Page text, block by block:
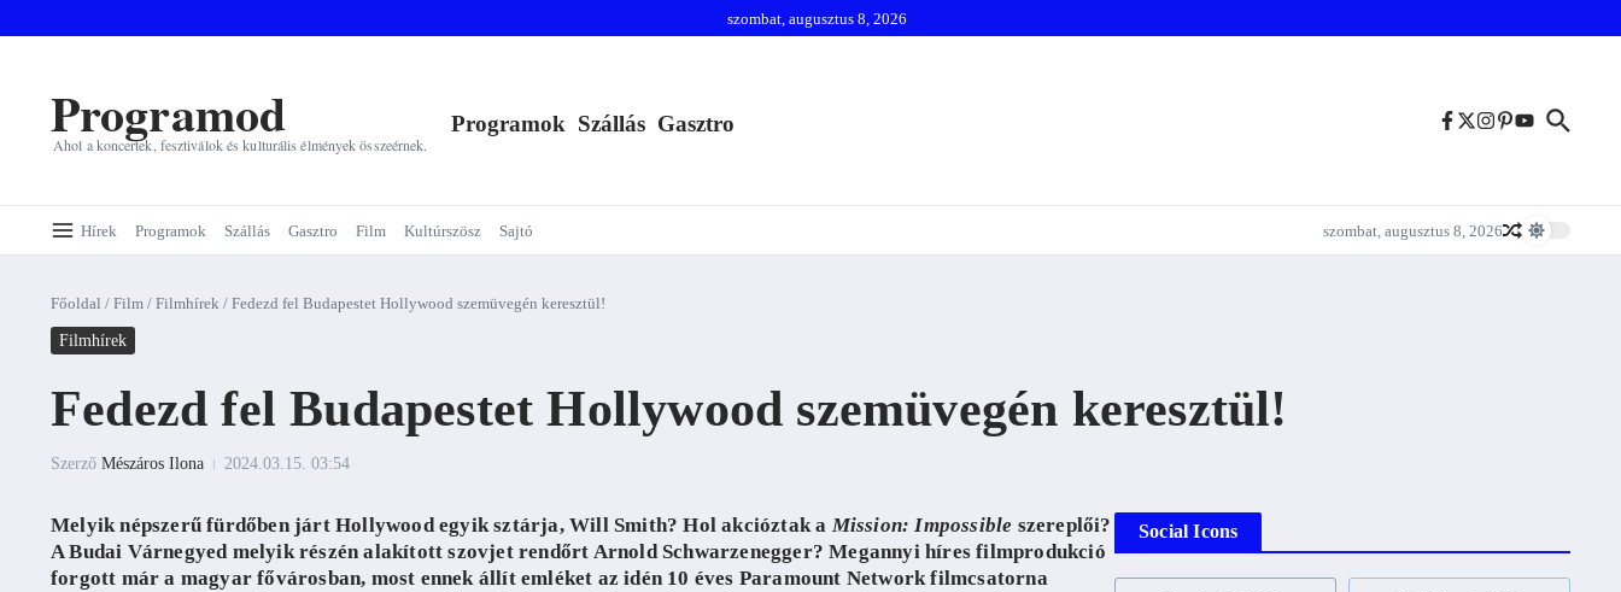
szombat, augusztus 8, 2026
Programod
Ahol a koncertek, fesztiválok és kulturális élmények összeérnek.
Programok Szállás Gasztro
Hírek Programok Szállás Gasztro Film Kultúrszösz Sajtó szombat, augusztus 8, 2026
Főoldal / Film / Filmhírek / Fedezd fel Budapestet Hollywood szemüvegén keresztül!
Filmhírek
Fedezd fel Budapestet Hollywood szemüvegén keresztül!
Szerző Mészáros Ilona 2024.03.15. 03:54
Melyik népszerű fürdőben járt Hollywood egyik sztárja, Will Smith? Hol akcióztak a Mission: Impossible szereplői?
A Budai Várnegyed melyik részén alakított szovjet rendőrt Arnold Schwarzenegger? Megannyi híres filmprodukció
forgott már a magyar fővárosban, most ennek állít emléket az idén 10 éves Paramount Network filmcsatorna
Social Icons